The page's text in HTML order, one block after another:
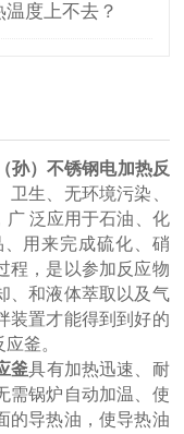
度上不去？
（孙）不锈钢电加热反
生、无环境污染、
广 泛应用于石油、化
用来完成硫化、硝
程，是以参加反应物
、和液体萃取以及气
装置才能得到到好的
釜。
釜具有加热迅速、耐
需锅炉自动加温、使
的导热油，使导热油